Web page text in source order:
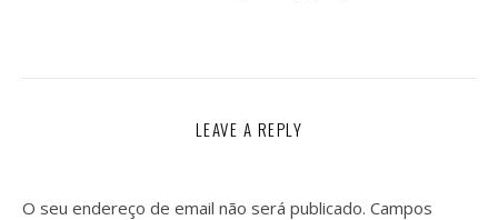
LEAVE A REPLY
O seu endereço de email não será publicado. Campos